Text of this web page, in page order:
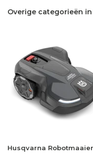
Overige categorieën
Husqvarna Robotmaaier